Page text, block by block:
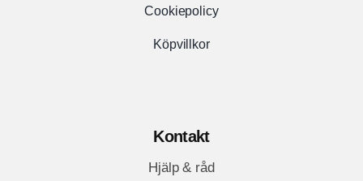
Cookiepolicy
Köpvillkor
Kontakt
Hjälp & råd